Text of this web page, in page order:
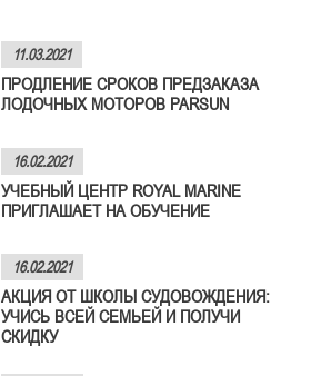
11.03.2021
ПРОДЛЕНИЕ СРОКОВ ПРЕДЗАКАЗА
ЛОДОЧНЫХ МОТОРОВ PARSUN
16.02.2021
УЧЕБНЫЙ ЦЕНТР ROYAL MARINE
ПРИГЛАШАЕТ НА ОБУЧЕНИЕ
16.02.2021
АКЦИЯ ОТ ШКОЛЫ СУДОВОЖДЕНИЯ:
УЧИСЬ ВСЕЙ СЕМЬЕЙ И ПОЛУЧИ
СКИДКУ